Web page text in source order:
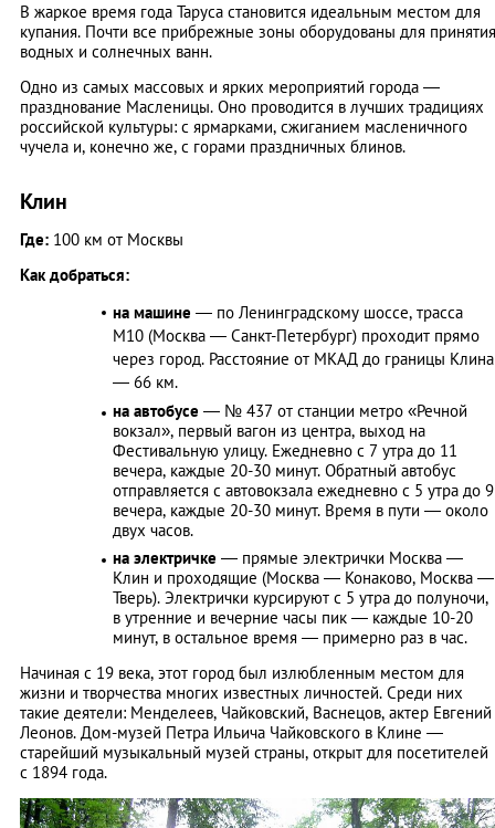
В жаркое время года Таруса становится идеальным местом для
купания. Почти все прибрежные зоны оборудованы для принятия
водных и солнечных ванн.
Одно из самых массовых и ярких мероприятий города —
празднование Масленицы. Оно проводится в лучших традициях
российской культуры: с ярмарками, сжиганием масленичного
чучела и, конечно же, с горами праздничных блинов.
Клин
Где: 100 км от Москвы
Как добраться:
на машине — по Ленинградскому шоссе, трасса
М10 (Москва — Санкт-Петербург) проходит прямо
через город. Расстояние от МКАД до границы Клина
— 66 км.
на автобусе — № 437 от станции метро «Речной
вокзал», первый вагон из центра, выход на
Фестивальную улицу. Ежедневно с 7 утра до 11
вечера, каждые 20-30 минут. Обратный автобус
отправляется с автовокзала ежедневно с 5 утра до 9
вечера, каждые 20-30 минут. Время в пути — около
двух часов.
на электричке — прямые электрички Москва —
Клин и проходящие (Москва — Конаково, Москва —
Тверь). Электрички курсируют с 5 утра до полуночи,
в утренние и вечерние часы пик — каждые 10-20
минут, в остальное время — примерно раз в час.
Начиная с 19 века, этот город был излюбленным местом для
жизни и творчества многих известных личностей. Среди них
такие деятели: Менделеев, Чайковский, Васнецов, актер Евгений
Леонов. Дом-музей Петра Ильича Чайковского в Клине —
старейший музыкальный музей страны, открыт для посетителей
с 1894 года.